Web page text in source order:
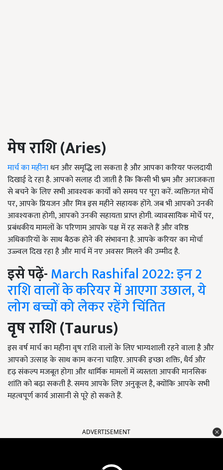
मेष राशि (Aries)
मार्च का महीनाधन और समृद्धि ला सकता है और आपका करियर फलदायी
दिखाई दे रहा है. आपको सलाह दी जाती है कि किसी भी भ्रम और अराजकता
से बचने के लिए सभी आवश्यक कार्यों को समय पर पूरा करें. व्यक्तिगत मोर्चे
पर, आपके प्रियजन और मित्र इस महीने सहायक होंगे. जब भी आपको उनकी
आवश्यकता होगी, आपको उनकी सहायता प्राप्त होगी. व्यावसायिक मोर्चे पर,
प्रबंधकीय मामलों के परिणाम आपके पक्ष में रह सकते हैं और वरिष्ठ
अधिकारियों के साथ बैठक होने की संभावना है. आपके करियर का मोर्चा
उज्ज्वल दिख रहा है और मार्च में नए अवसर मिलने की उम्मीद है.
इसे पढ़ें-March Rashifal 2022: इन 2
राशि वालों के करियर में आएगा उछाल, ये
लोग बच्चों को लेकर रहेंगे चिंतित
वृष राशि (Taurus)
इस वर्ष मार्च का महीना वृष राशि वालों के लिए भाग्यशाली रहने वाला है और
आपको उत्साह के साथ काम करना चाहिए. आपकी इच्छा शक्ति, धैर्य और
दृढ़ संकल्प मजबूत होगा और धार्मिक मामलों में व्यस्तता आपकी मानसिक
शांति को बढ़ा सकती है. समय आपके लिए अनुकूल है, क्योंकि आपके सभी
महत्वपूर्ण कार्य आसानी से पूरे हो सकते हैं.
ADVERTISEMENT